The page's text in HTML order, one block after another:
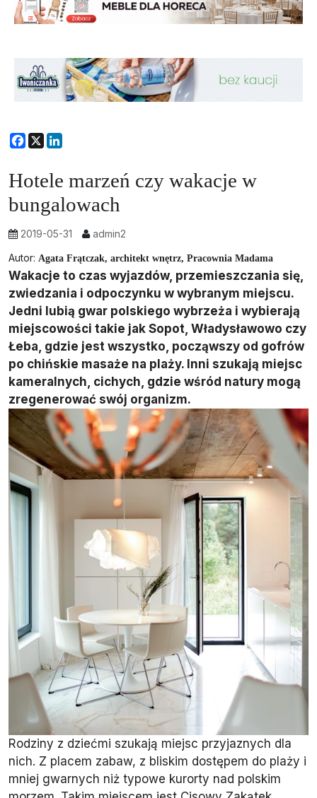
Facebook
X
Hotele marzeń czy wakacje w
bungalowach
2019-05-31
admin2
Autor: Agata Frątczak, architekt wnętrz, Pracownia Madama
Wakacje to czas wyjazdów, przemieszczania się,
zwiedzania i odpoczynku w wybranym miejscu.
Jedni lubią gwar polskiego wybrzeża i wybierają
miejscowości takie jak Sopot, Władysławowo czy
Łeba, gdzie jest wszystko, począwszy od gofrów
po chińskie masaże na plaży. Inni szukają miejsc
kameralnych, cichych, gdzie wśród natury mogą
zregenerować swój organizm.
Rodziny z dziećmi szukają miejsc przyjaznych dla
nich. Z placem zabaw, z bliskim dostępem do plaży i
mniej gwarnych niż typowe kurorty nad polskim